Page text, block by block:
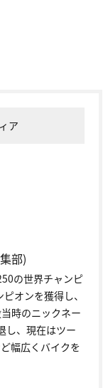
ア
部)
の世界チャンピ
オンを獲得し、
時のニックネー
し、現在はツー
幅広くバイクを